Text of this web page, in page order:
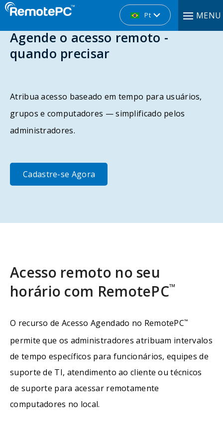
Pt MENU
Agende o acesso remoto -
quando precisar
Atribua acesso baseado em tempo para usuários,
grupos e computadores — simplificado pelos
administradores.
Cadastre-se Agora
Acesso remoto no seu
horário com RemotePC™
O recurso de Acesso Agendado no RemotePC™
permite que os administradores atribuam intervalos
de tempo específicos para funcionários, equipes de
suporte de TI, atendimento ao cliente ou técnicos
de suporte para acessar remotamente
computadores no local.